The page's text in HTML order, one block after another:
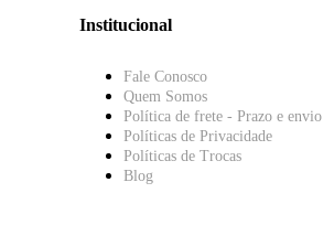
Institucional
Fale Conosco
Quem Somos
Política de frete - Prazo e envio
Políticas de Privacidade
Políticas de Trocas
Blog